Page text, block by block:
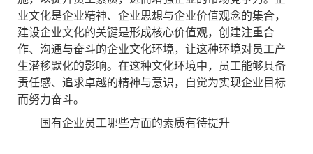
业文化是企业精神、企业思想与企业价值观念的集合，
建设企业文化的关键是形成核心价值观，创建注重合
作、沟通与奋斗的企业文化环境，让这种环境对员工产
生潜移默化的影响。在这种文化环境中，员工能够具备
责任感、追求卓越的精神与意识，自觉为实现企业目标
而努力奋斗。
国有企业员工哪些方面的素质有待提升